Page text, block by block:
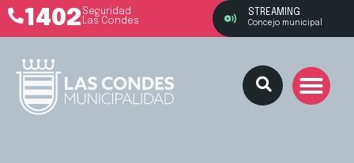
1402 Seguridad
Las Condes
STREAMING
Concejo municipal